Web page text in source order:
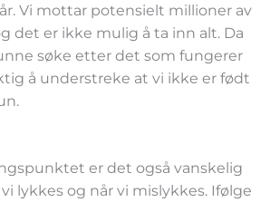
Vi mottar potensielt millioner av
det er ikke mulig å ta inn alt. Da
søke etter det som fungerer
å understreke at vi ikke er født
er det også vanskelig
lykkes og når vi mislykkes. Ifølge